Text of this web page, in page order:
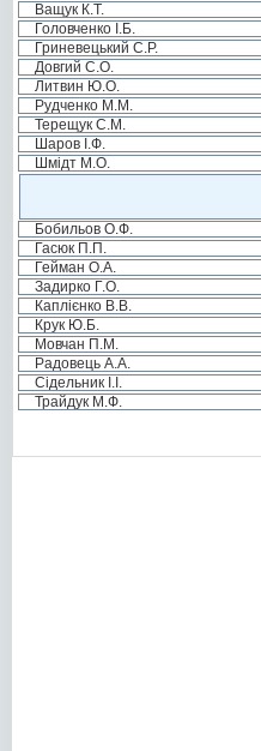
Ващук К.Т.
Головченко І.Б.
Гриневецький С.Р.
Довгий С.О.
Литвин Ю.О.
Рудченко М.М.
Терещук С.М.
Шаров І.Ф.
Шмідт М.О.
Бобильов О.Ф.
Гасюк П.П.
Гейман О.А.
Задирко Г.О.
Каплієнко В.В.
Крук Ю.Б.
Мовчан П.М.
Радовець А.А.
Сідельник І.І.
Трайдук М.Ф.